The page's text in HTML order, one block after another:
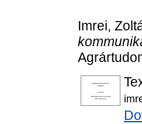
Imrei,